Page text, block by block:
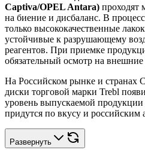
Captiva/OPEL Antara) проходят
на биение и дисбаланс. В
только высококачественные
устойчивые к разрушающему
реагентов. При приемке
обязательный осмотр на
На Российском рынке и
диски торговой марки Trebl
уровень выпускаемой продукции
придутся по вкусу и российским
Развернуть